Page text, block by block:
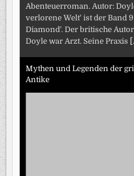
Abenteuerroman. Autor:
verlorene Welt' ist der Band
Diamond'. Der britische
Doyle war Arzt. Seine Praxis
Mythen und Legenden der
Antike